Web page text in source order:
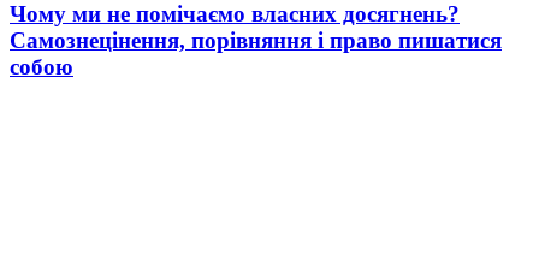
Чому ми не помічаємо власних досягнень?
Самознецінення, порівняння і право пишатися
собою